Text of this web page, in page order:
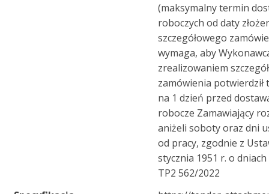
(maksymalny termin
roboczych od daty
szczegółowego
wymaga, aby
zrealizowaniem
zamówienia
na 1 dzień przed
robocze Zamawiający
aniżeli soboty oraz dni
od pracy, zgodnie z
stycznia 1951 r. o
TP2 562/2022